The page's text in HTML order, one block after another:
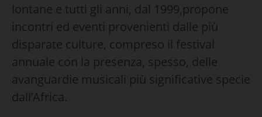
lontane e tutti gli anni, dal 1999,propone
incontri ed eventi provenienti dalle più
disparate culture, compreso il festival
annuale con la presenza, spesso, delle
avanguardie musicali più significative specie
dall’Africa.